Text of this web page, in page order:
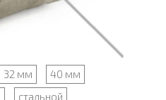
32 мм
40 мм
стальной